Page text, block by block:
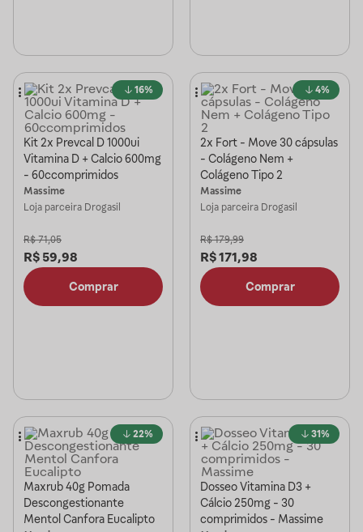
16%
Kit 2x Prevcal D 1000ui
Vitamina D + Calcio 600mg
- 60ccomprimidos
Massime
Loja parceira Drogasil
R$ 71,05
R$ 59,98
Comprar
4%
2x Fort - Move 30 cápsulas
- Colágeno Nem +
Colágeno Tipo 2
Massime
Loja parceira Drogasil
R$ 179,99
R$171,98
Comprar
22%
Maxrub 40g Pomada
Descongestionante
Mentol Canfora Eucalipto
31%
Dosseo Vitamina D3 +
Cálcio 250mg - 30
comprimidos - Massime